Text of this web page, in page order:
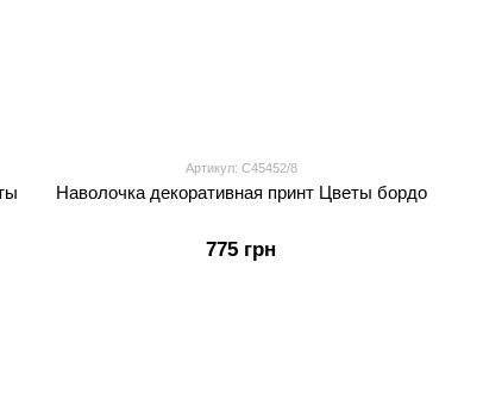
Артикул: С45452/8
Наволочка декоративная принт Цветы бордо
775 грн